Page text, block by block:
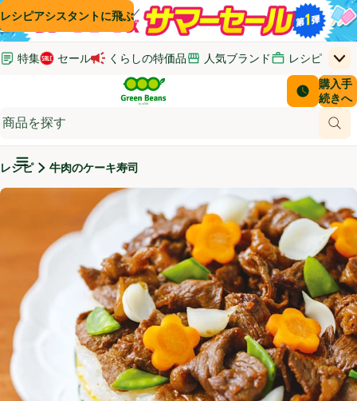
コンテンツに飛ぶ
検索に飛ぶ
フッターに飛ぶ
レシピアシスタントに飛ぶ
特集 セール くらしの特価品 人気ブランド レシピ
はじめてのお買い物ガイド
(新しいウィンドウで開く) (新しいウィンドウで開く)
サポート・ヘルプ・お問い合わせ
(新しいウィンドウで開く)
上
Green Beans
商
配送日時
購入手
続きへ
お客さ
￥0
メインメニュ―ボタン
レシピ 牛肉のケーキ寿司